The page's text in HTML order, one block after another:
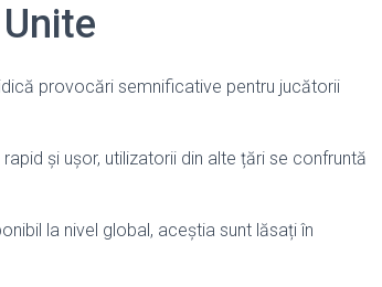
provocări semnificative pentru jucătorii
și ușor, utilizatorii din alte țări se confruntă
la nivel global, aceștia sunt lăsați în